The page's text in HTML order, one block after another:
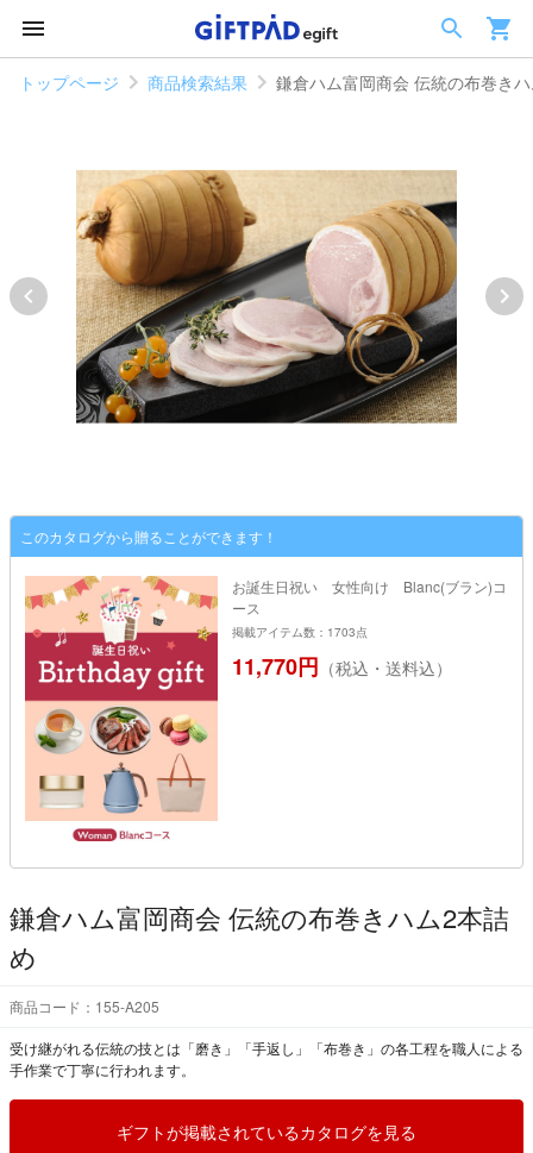
トップページ 商品検索結果 鎌倉ハム富岡商会 伝統の布巻き
このカタログから贈ることができます！
お誕生日祝い 女性向け Blanc(ブラン)コ
ース
掲載アイテム数：1703点
11,770円 （税込・送料込）
鎌倉ハム富岡商会 伝統の布巻きハム2本詰
め
商品コード：155-A205
受け継がれる伝統の技とは「磨き」「手返し」「布巻き」の各工程を職人による
手作業で丁寧に行われます。
ギフトが掲載されているカタログを見る